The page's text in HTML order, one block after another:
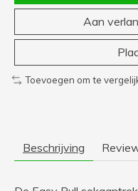
Aan
Toevoegen om te
Beschrijving